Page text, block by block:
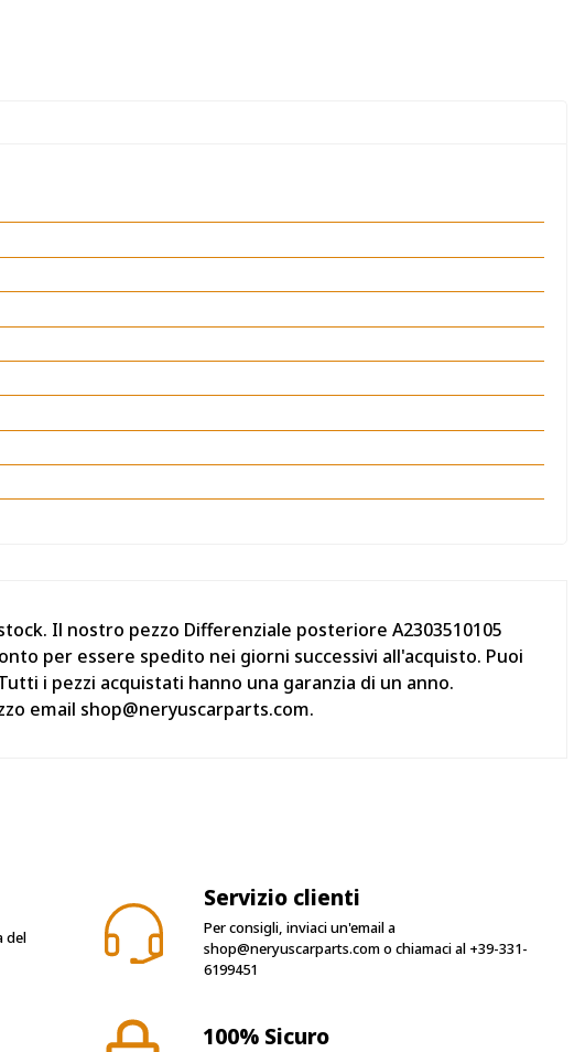
Il nostro pezzo Differenziale posteriore A2303510105
per essere spedito nei giorni successivi all'acquisto. Puoi
i pezzi acquistati hanno una garanzia di un anno.
email shop@neryuscarparts.com.
del
Servizio clienti
Per consigli, inviaci un'email a
shop@neryuscarparts.como chiamaci al +39-331-
6199451
100% Sicuro